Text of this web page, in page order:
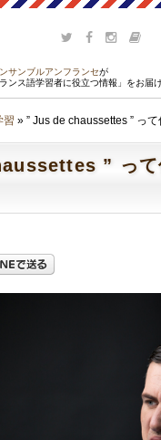
サンブルアンフランセが
ンス語学習者に役立つ情報」をお届け
習 » ” Jus de chaussettes ” って
” って